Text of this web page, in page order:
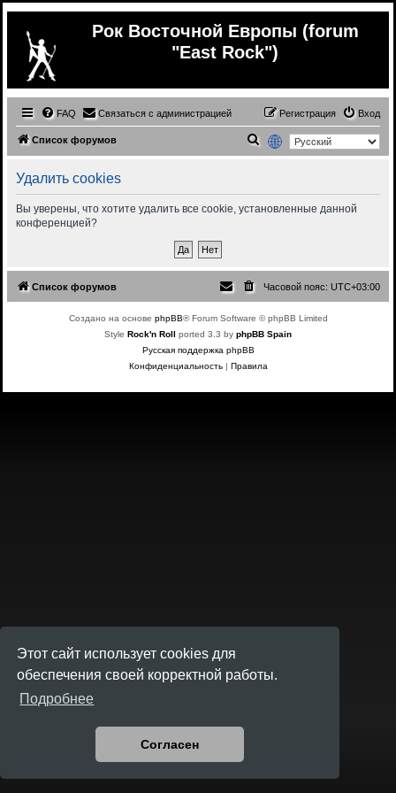
Этот сайт использует cookies для
обеспечения своей корректной работы.
Подробнее
Согласен
Рок Восточной Европы (forum
"East Rock")
FAQ Связаться с администрацией Вход
Регистрация
Список форумов
Удалить cookies
Вы уверены, что хотите удалить все cookie, установленные данной
конференцией?
Список форумов Часовой пояс: UTC+03:00
Создано на основе phpBB® Forum Software © phpBB Limited
Style Rock'n Roll ported 3.3 by phpBB Spain
Русская поддержка phpBB
Конфиденциальность| Правила